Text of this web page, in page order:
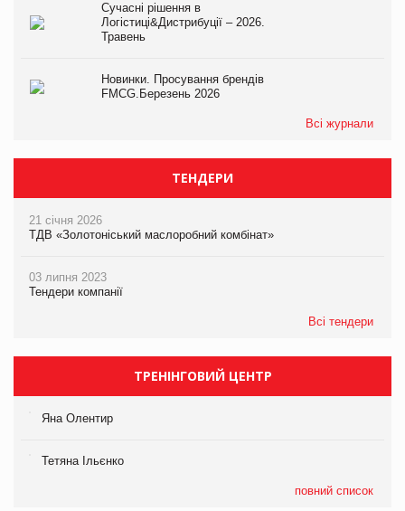
Сучасні рішення в
Логістиці&Дистрибуції – 2026.
Травень
Новинки. Просування брендів
FMCG.Березень 2026
Всі журнали
ТЕНДЕРИ
21 січня 2026
ТДВ «Золотоніський маслоробний комбінат»
03 липня 2023
Тендери компанії
Всі тендери
ТРЕНІНГОВИЙ ЦЕНТР
Яна Олентир
Тетяна Ільєнко
повний список